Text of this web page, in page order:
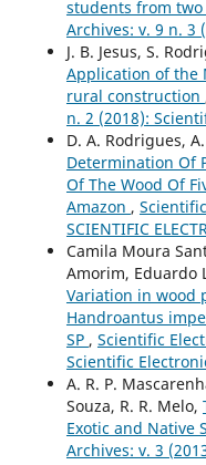
students from
Archives: v. 9 n. 3
J. B. Jesus, S.
Application of the
rural construction
n. 2 (2018):
D. A. Rodrigues,
Determination Of
Of The Wood Of
Amazon ,
SCIENTIFIC
Camila Moura
Amorim, Eduardo
Variation in wood
Handroantus
SP , Scientific
Scientific
A. R. P.
Souza, R. R. Melo,
Exotic and Native
Archives: v. 3